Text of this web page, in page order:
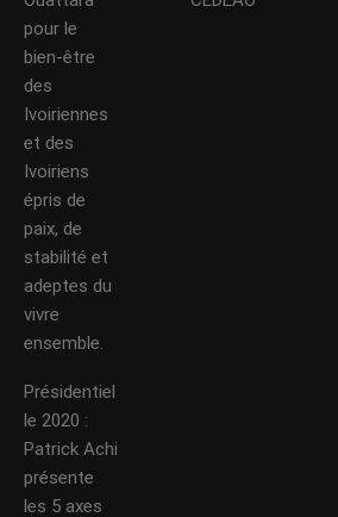
pour le
bien-être
des
Ivoiriennes
et des
Ivoiriens
épris de
paix, de
stabilité et
adeptes du
vivre
ensemble.
Présidentiel
le 2020 :
Patrick Achi
présente
les 5 axes